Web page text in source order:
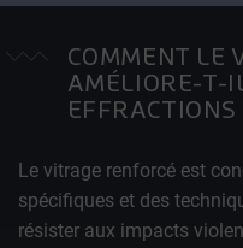
COMMENT LE
AMÉLIORE-T-
EFFRACTIONS
Le vitrage renforcé est
spécifiques et des
résister aux impacts